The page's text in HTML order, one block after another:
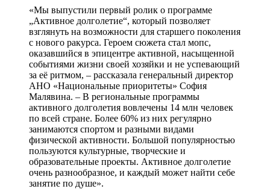
«Мы выпустили первый ролик о программе
„Активное долголетие“, который позволяет
взглянуть на возможности для старшего поколения
с нового ракурса. Героем сюжета стал мопс,
оказавшийся в эпицентре активной, насыщенной
событиями жизни своей хозяйки и не успевающий
за её ритмом, – рассказала генеральный директор
АНО «Национальные приоритеты» София
Малявина. – В региональные программы
активного долголетия вовлечены 14 млн человек
по всей стране. Более 60% из них регулярно
занимаются спортом и разными видами
физической активности. Большой популярностью
пользуются культурные, творческие и
образовательные проекты. Активное долголетие
очень разнообразное, и каждый может найти себе
занятие по душе».